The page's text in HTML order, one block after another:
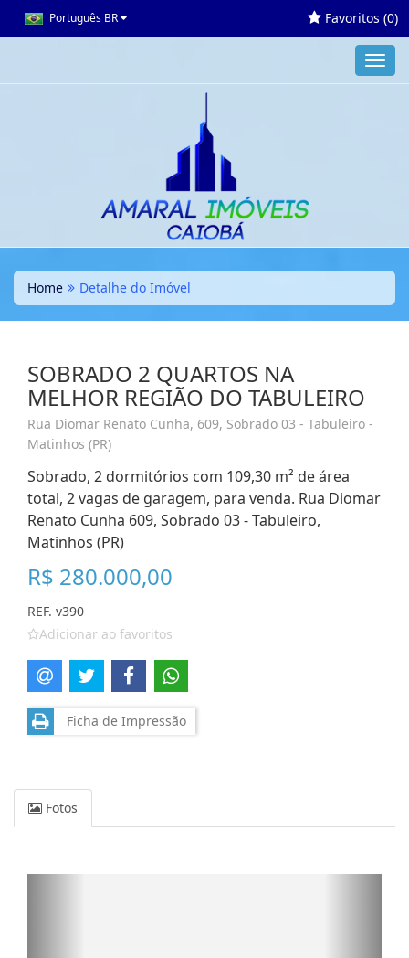
Português BR Favoritos (0)
Home Detalhe do Imóvel
SOBRADO 2 QUARTOS NA
MELHOR REGIÃO DO TABULEIRO
Rua Diomar Renato Cunha, 609, Sobrado 03 - Tabuleiro -
Matinhos (PR)
Sobrado, 2 dormitórios com 109,30 m² de área
total, 2 vagas de garagem, para venda. Rua Diomar
Renato Cunha 609, Sobrado 03 - Tabuleiro,
Matinhos (PR)
R$ 280.000,00
REF. v390
Adicionar ao favoritos
Ficha de Impressão
Fotos